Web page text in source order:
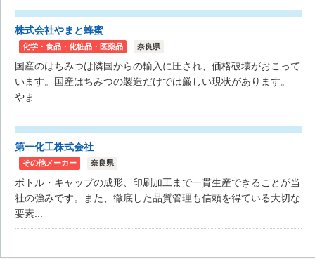
株式会社やまと蜂蜜
化学・食品・化粧品・医薬品 奈良県
国産のはちみつは隣国からの輸入に圧され、価格破壊がおこって
います。国産はちみつの製造だけでは厳しい現状があります。
やま...
第一化工株式会社
その他メーカー 奈良県
ボトル・キャップの成形、印刷加工まで一貫生産できることが当
社の強みです。また、徹底した品質管理も信頼を得ている大切な
要素...